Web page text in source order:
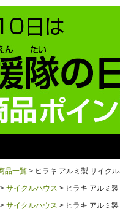
品一覧
ヒラキ アルミ製 サイク
サイクルハウス
ヒラキ アルミ
サイクルハウス
ヒラキ アルミ